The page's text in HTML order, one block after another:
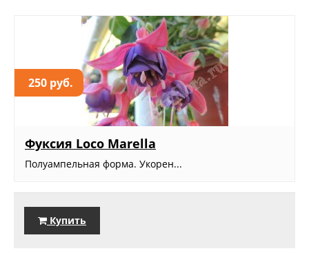
250 руб.
Фуксия Loco Marella
Полуампельная форма. Укорен...
Купить